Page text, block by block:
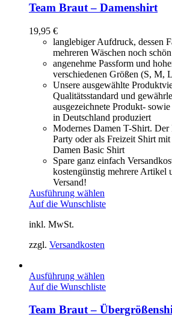
Team Braut – Damenshirt
19,95 €
langlebiger Aufdruck, dessen
mehreren Wäschen noch
angenehme Passform und
verschiedenen Größen (S,
Unsere ausgewählte
Qualitätsstandard und
ausgezeichnete Produkt-
in Deutschland produziert
Modernes Damen T-Shirt.
Party oder als Freizeit Shirt
Damen Basic Shirt
Spare ganz einfach
kostengünstig mehrere Artikel
Versand!
Ausführung wählen
Auf die Wunschliste
inkl. MwSt.
zzgl. Versandkosten
Ausführung wählen
Auf die Wunschliste
Team Braut –